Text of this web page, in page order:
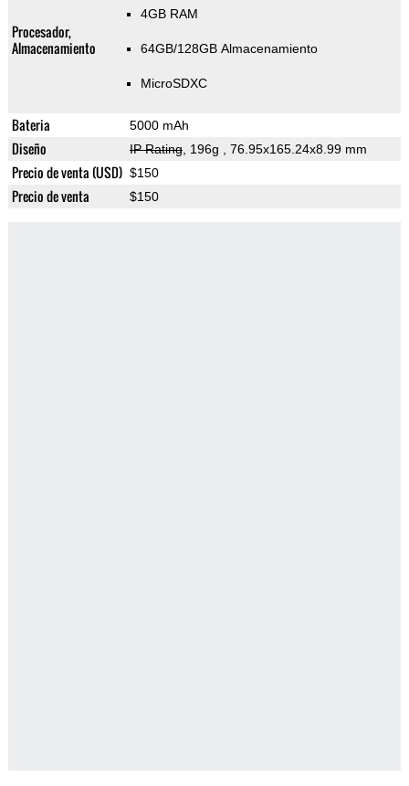
Procesador,
Almacenamiento
4GB RAM
64GB/128GB Almacenamiento
MicroSDXC
Bateria 5000 mAh
Diseño IP Rating, 196g , 76.95x165.24x8.99 mm
Precio de venta (USD) $150
Precio de venta $150